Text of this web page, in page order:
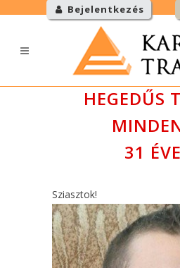
Bejelentkezés
HEGEDŰS
31
Sziasztok!